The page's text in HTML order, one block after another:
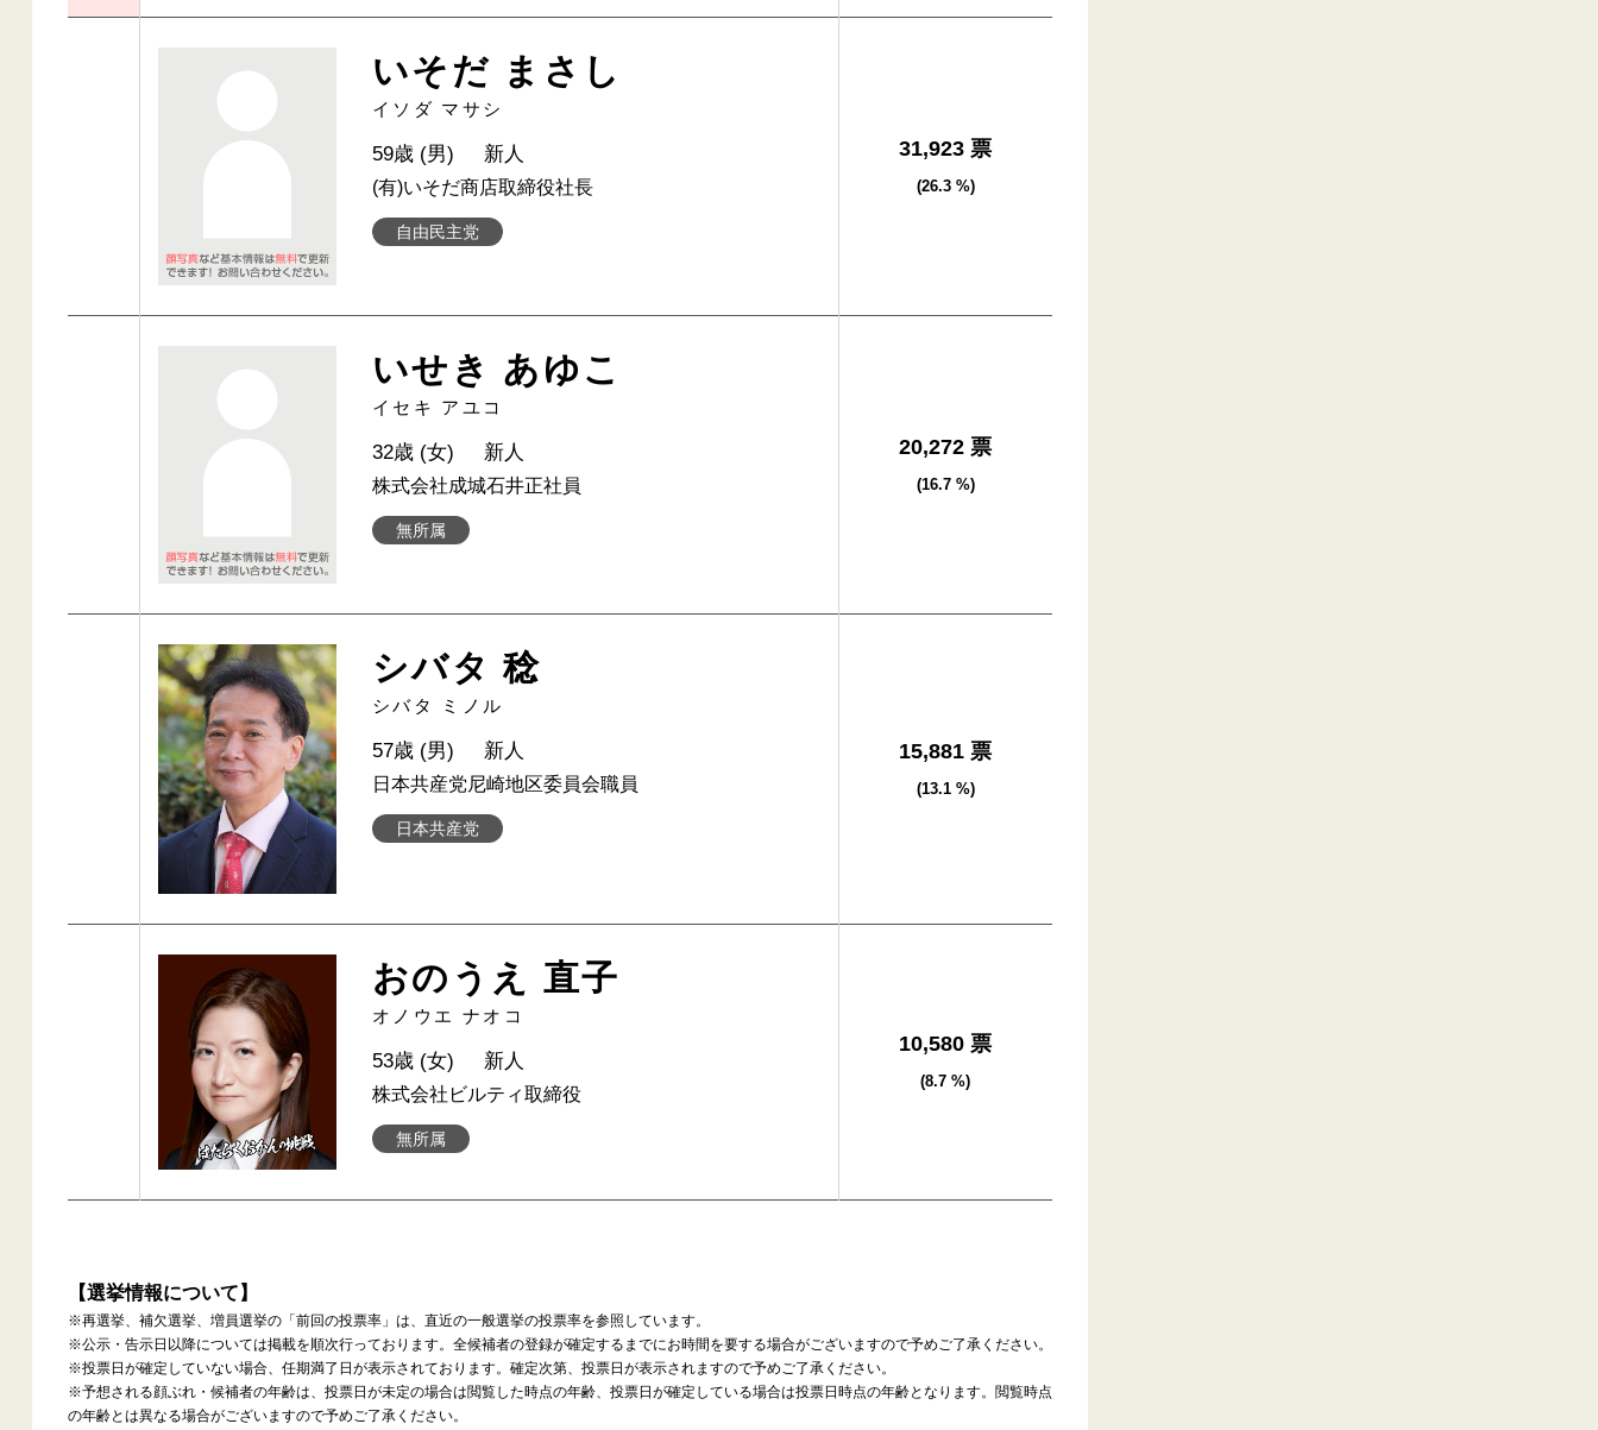
いそだ まさし
イソダ マサシ
自由民主党
59歳 (男) 新人
(有)いそだ商店取締役社長
31,923 票
(26.3 %)
いせき あゆこ
イセキ アユコ
無所属
32歳 (女) 新人
株式会社成城石井正社員
20,272 票
(16.7 %)
シバタ 稔
シバタ ミノル
日本共産党
57歳 (男) 新人
日本共産党尼崎地区委員会職員
15,881 票
(13.1 %)
おのうえ 直子
オノウエ ナオコ
無所属
53歳 (女) 新人
株式会社ビルティ取締役
10,580 票
(8.7 %)
【選挙情報について】
※再選挙、補欠選挙、増員選挙の「前回の投票率」は、直近の一般選挙の投票率を参照しています。
※公示・告示日以降については掲載を順次行っております。全候補者の登録が確定するまでにお時間を要する場合がございますので予めご了承ください。
※投票日が確定していない場合、任期満了日が表示されております。確定次第、投票日が表示されますので予めご了承ください。
※予想される顔ぶれ・候補者の年齢は、投票日が未定の場合は閲覧した時点の年齢、投票日が確定している場合は投票日時点の年齢となります。閲覧時点
の年齢とは異なる場合がございますので予めご了承ください。